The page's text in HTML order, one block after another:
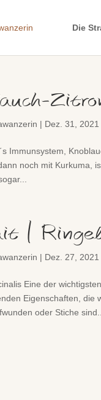
Die
| Dez. 31, 2021
Immunsystem,
noch mit Kurkuma,
|
| Dez. 27, 2021
Eine der
Eigenschaften, die
oder Stiche sind...